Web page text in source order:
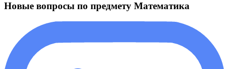
Новые вопросы по предмету Математика